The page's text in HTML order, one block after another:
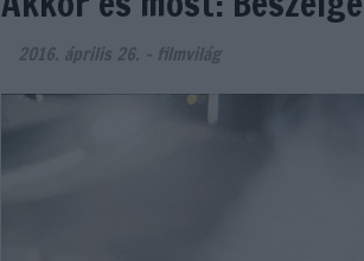
2016. április 26. - filmvilág